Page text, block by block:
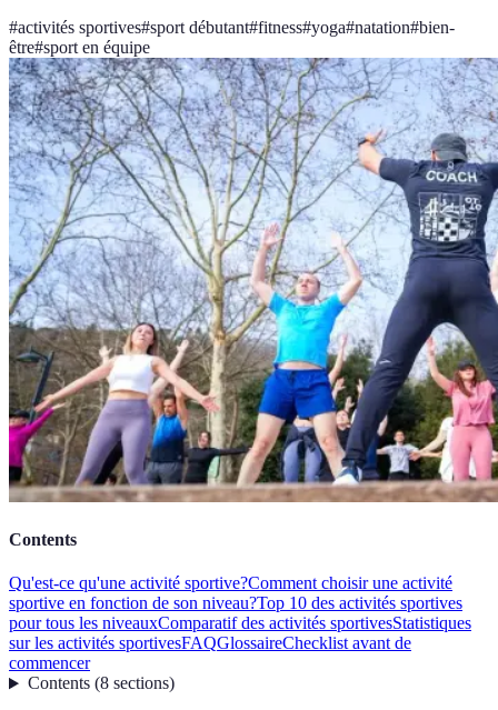
#activités sportives#sport débutant#fitness#yoga#natation#bien-
être#sport en équipe
Contents
Qu'est-ce qu'une activité sportive?Comment choisir une activité
sportive en fonction de son niveau?Top 10 des activités sportives
pour tous les niveauxComparatif des activités sportivesStatistiques
sur les activités sportivesFAQGlossaireChecklist avant de
commencer
Contents(8 sections)